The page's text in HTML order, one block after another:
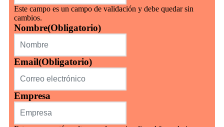
Este campo es un campo de validación y debe quedar sin
cambios.
Nombre(Obligatorio)
Email(Obligatorio)
Empresa